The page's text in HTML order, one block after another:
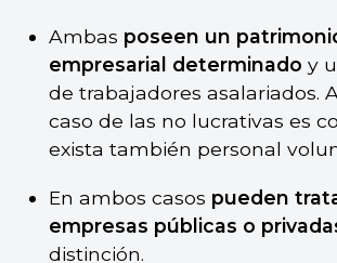
Ambas poseen un
empresarial determinado y
de trabajadores asalariados.
caso de las no lucrativas es
exista también personal
En ambos casos pueden
empresas públicas o
distinción.